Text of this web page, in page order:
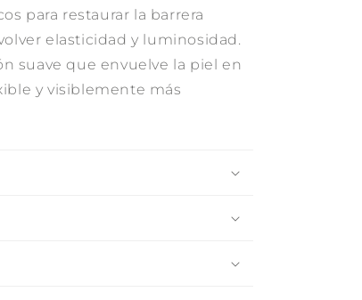
para restaurar la barrera
elasticidad y luminosidad.
suave que envuelve la piel en
y visiblemente más